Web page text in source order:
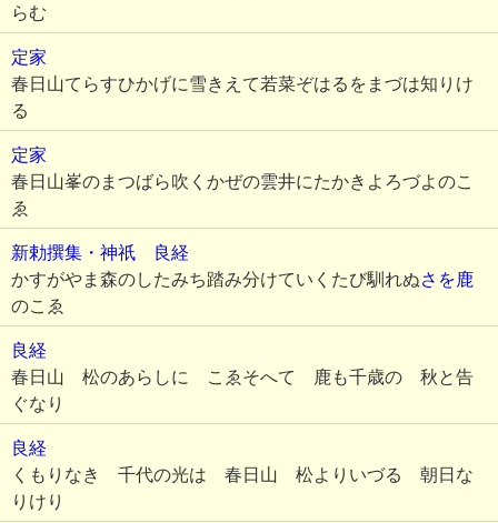
らむ
定家
春日山てらすひかげに雪きえて若菜ぞはるをまづは知りけ
る
定家
春日山峯のまつばら吹くかぜの雲井にたかきよろづよのこ
ゑ
新勅撰集・神祇
良経
かすがやま森のしたみち踏み分けていくたび馴れぬさを鹿
のこゑ
良経
春日山 松のあらしに こゑそへて 鹿も千歳の 秋と告
ぐなり
良経
くもりなき 千代の光は 春日山 松よりいづる 朝日な
りけり